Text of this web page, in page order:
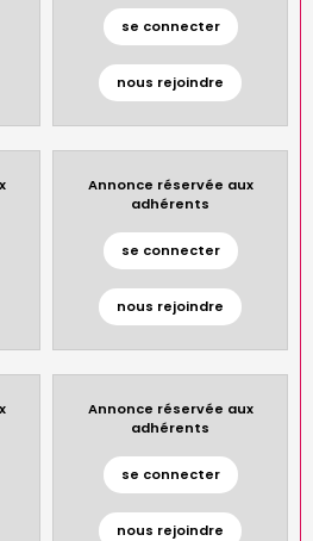
se connecter
nous rejoindre
Annonce réservée aux
adhérents
se connecter
nous rejoindre
Annonce réservée aux
adhérents
se connecter
nous rejoindre